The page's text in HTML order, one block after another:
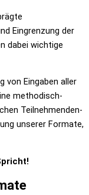
Eingrenzung der
dabei wichtige
von Eingaben aller
methodisch-
Teilnehmenden-
unserer Formate,